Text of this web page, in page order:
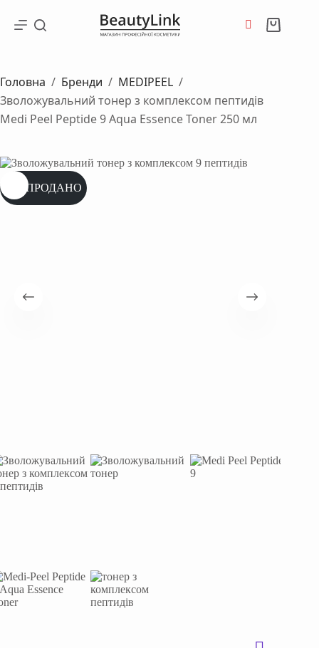
вмісту
Кошик
Головна / Бренди / MEDIPEEL /
Зволожувальний тонер з комплексом пептидів
Medi Peel Peptide 9 Aqua Essence Toner 250 мл
РОЗПРОДАНО